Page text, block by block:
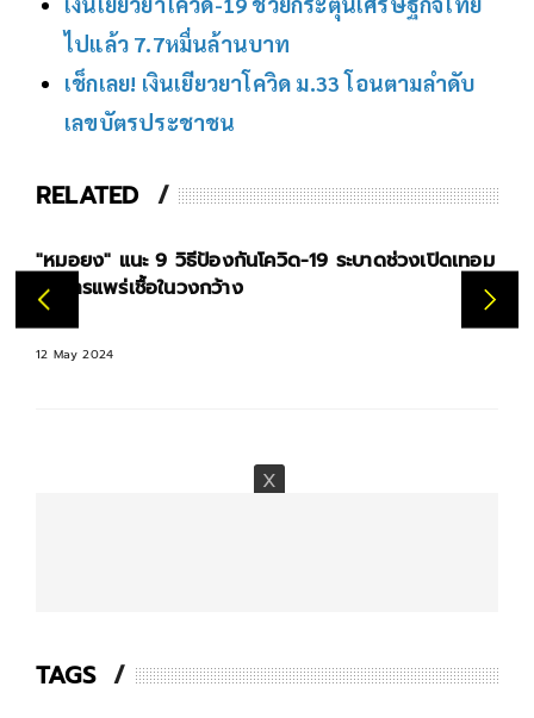
ไปแล้ว 7.7หมื่นล้านบาท
เช็กเลย! เงินเยียวยาโควิด ม.33 โอนตามลำดับ
เลขบัตรประชาชน
RELATED
"หมอยง" แนะ 9 วิธีป้องกันโควิด-19 ระบาดช่วงเปิดเทอม
ลดการแพร่เชื้อในวงกว้าง
12 May 2024
TAGS